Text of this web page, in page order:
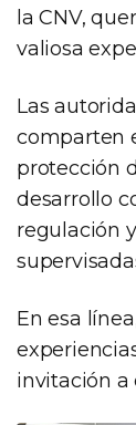
la CNV,
valiosa
Las
comparten
protección
desarrollo
regulación
En esa
invitación a